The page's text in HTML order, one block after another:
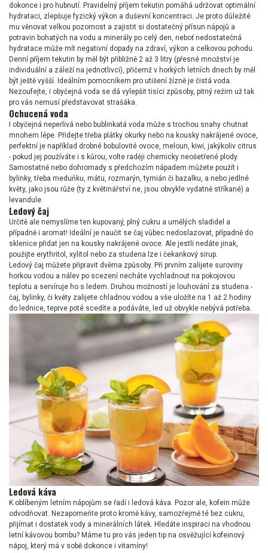
dokonce i pro hubnutí. Pravidelný příjem tekutin pomáhá udržovat optimální
hydrataci, zlepšuje fyzický výkon a duševní koncentraci. Je proto důležité
mu věnovat velkou pozornost a zajistit si dostatečný přísun nápojů a
potravin bohatých na vodu a minerály po celý den, neboť nedostatečná
hydratace může mít negativní dopady na zdraví, výkon a celkovou pohodu.
Denní příjem tekutin by měl být přibližně 2 až 3 litry (přesné množství je
individuální a záleží na jednotlivci), přičemž v horkých letních dnech by měl
být ještě vyšší. Ideálním pomocníkem pro utišení žízně je čistá voda.
Nezoufejte, i obyčejná voda se dá vylepšit tisíci způsoby, pitný režim už tak
pro vás nemusí představovat strašáka.
Ochucená voda
I obyčejná neperlivá nebo bublinkatá voda může s trochou snahy chutnat
mnohem lépe. Přidejte třeba plátky okurky nebo na kousky nakrájené ovoce,
perfektní je například drobné bobulovité ovoce, meloun, kiwi, jakýkoliv citrus
- pokud jej používáte i s kůrou, volte raději chemicky neošetřené plody.
Samostatně nebo dohromady s předchozím nápadem můžete použít i
bylinky, třeba meduňku, mátu, rozmarýn, tymián či bazalku, a nebo jedlné
květy, jako jsou růže (ty z květinářství ne, jsou obvykle vydatně stříkané) a
levandule.
Ledový čaj
Určitě ale nemyslíme ten kupovaný, plný cukru a umělých sladidel a
případně i aromat! Ideální je naučit se čaj vůbec nedoslazovat, případně do
sklenice přidat jen na kousky nakrájené ovoce. Ale jestli nedáte jinak,
použijte erythritol, xylitol nebo za studena lze i čekankový sirup.
Ledový čaj můžete připravit dvěma způsoby. Při prvním zalijete suroviny
horkou vodou a nálev po scezení necháte vychladnout na pokojovou
teplotu a servíruje ho s ledem. Druhou možností je louhování za studena -
čaj, bylinky, či květy zalijete chladnou vodou a vše uložíte na 1 až 2 hodiny
do lednice, teprve poté scedíte a podáváte, led už obvykle nebývá potřeba.
Ledová káva
K oblíbeným letním nápojům se řadí i ledová káva. Pozor ale, kofein může
odvodňovat. Nezapomeňte proto kromě kávy, samozřejmě té bez cukru,
přijímat i dostatek vody a minerálních látek. Hledáte inspiraci na vhodnou
letní kávovou bombu? Máme tu pro vás jeden tip na osvěžující kofeinový
nápoj, který má v sobě dokonce i vitamíny!